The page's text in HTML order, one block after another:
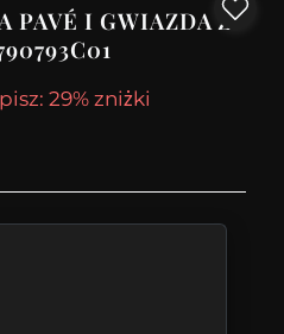
PAVÉ I GWIAZDA Z
29% zniżki